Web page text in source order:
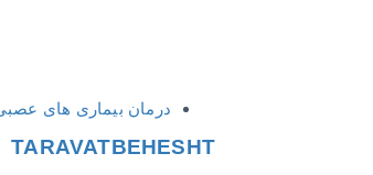
درمان بیماری های
TARAVATBEHESHT